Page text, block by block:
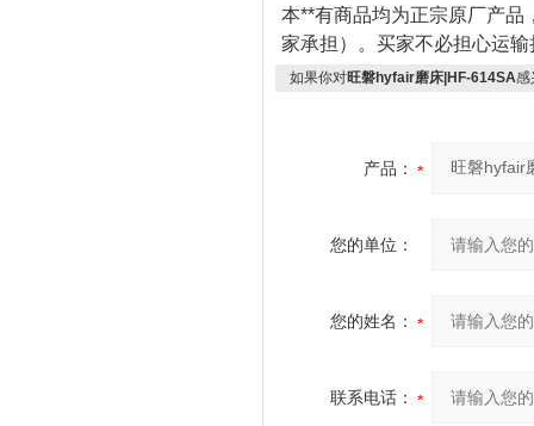
本**有商品均为正宗原厂产品
家承担）。买家不必担心运
如果你对旺磐hyfair磨床|HF-614SA感
产品：
您的单位：
您的姓名：
联系电话：